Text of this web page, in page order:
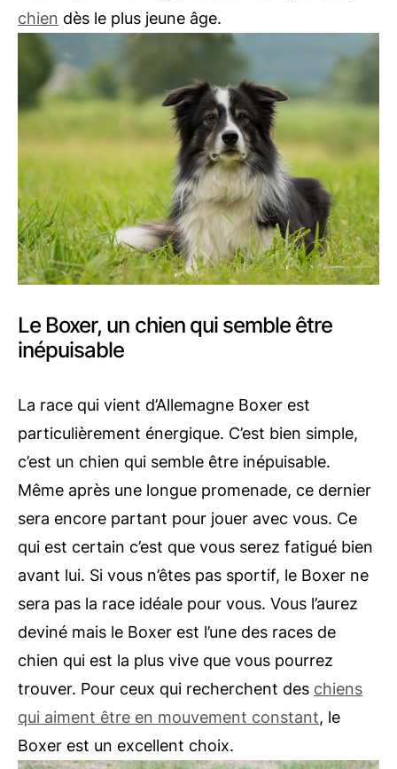
chien dès le plus jeune âge.
Le Boxer, un chien qui semble être
inépuisable
La race qui vient d’Allemagne Boxer est
particulièrement énergique. C’est bien simple,
c’est un chien qui semble être inépuisable.
Même après une longue promenade, ce dernier
sera encore partant pour jouer avec vous. Ce
qui est certain c’est que vous serez fatigué bien
avant lui. Si vous n’êtes pas sportif, le Boxer ne
sera pas la race idéale pour vous. Vous l’aurez
deviné mais le Boxer est l’une des races de
chien qui est la plus vive que vous pourrez
trouver. Pour ceux qui recherchent des chiens
qui aiment être en mouvement constant, le
Boxer est un excellent choix.